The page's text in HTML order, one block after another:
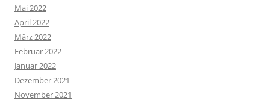
Mai 2022
April 2022
März 2022
Februar 2022
Januar 2022
Dezember 2021
November 2021